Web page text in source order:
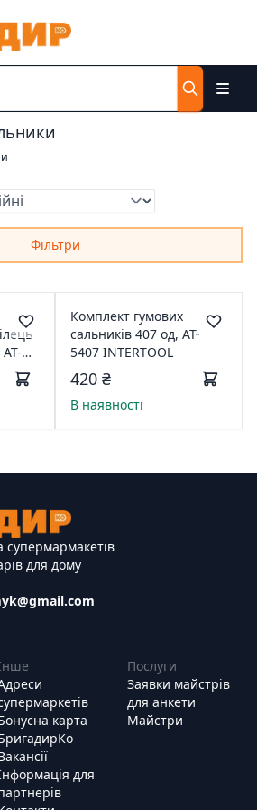
Фільтри
Комплект гумових
сальників 407 од, AT-
5407 INTERTOOL
420 ₴
В наявності
для дому
карта
для
Послуги
Заявки майстрів
для анкети
Майстри